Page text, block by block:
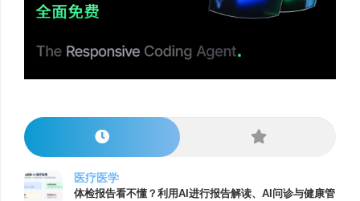
医疗医学
体检报告看不懂？利用AI进行报告解读、AI问诊与健康管